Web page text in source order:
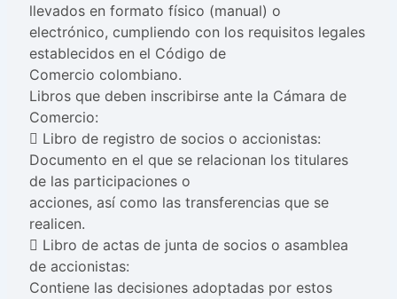
llevados en formato físico (manual) o
electrónico, cumpliendo con los requisitos legales
establecidos en el Código de
Comercio colombiano.
Libros que deben inscribirse ante la Cámara de
Comercio:
 Libro de registro de socios o accionistas:
Documento en el que se relacionan los titulares
de las participaciones o
acciones, así como las transferencias que se
realicen.
 Libro de actas de junta de socios o asamblea
de accionistas:
Contiene las decisiones adoptadas por estos